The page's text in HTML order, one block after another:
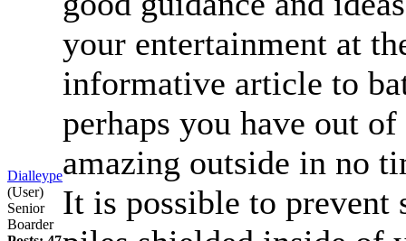
Dialleype
(User)
Senior
Boarder
your entertainment at
informative article to
perhaps you have out
amazing outside in no
It is possible to prevent